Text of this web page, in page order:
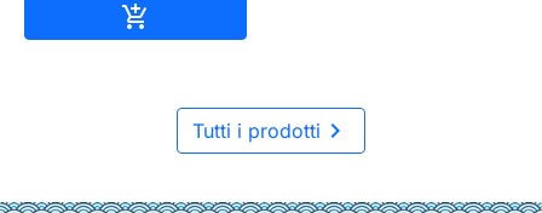

Tutti i prodotti 